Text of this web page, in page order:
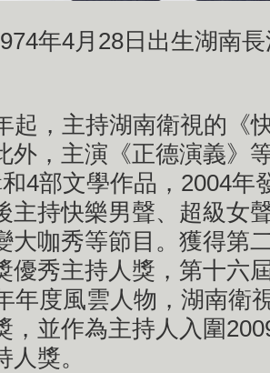
年4月28日出生湖南長
，主持湖南衛視的《
外，主演《正德演義》
4部文學作品，2004年
主持快樂男聲、超級女
大咖秀等節目。獲得第
優秀主持人獎，第十六
年度風雲人物，湖南衛
，並作為主持人入圍
獎。